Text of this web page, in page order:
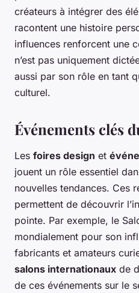
créateurs à intégrer des
racontent une histoire
influences renforcent une
n’est pas uniquement
aussi par son rôle en tant
culturel.
Événements clés
Les foires design et
jouent un rôle essentiel
nouvelles tendances. Ces
permettent de découvrir
pointe. Par exemple, le
mondialement pour son
fabricants et amateurs
salons internationaux de
de ces événements sur le